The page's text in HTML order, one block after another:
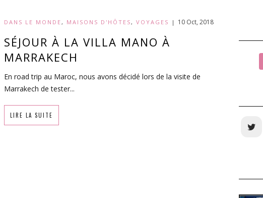
DANS LE MONDE, MAISONS D'HÔTES, VOYAGES | 10 Oct, 2018
SÉJOUR À LA VILLA MANO À
MARRAKECH
En road trip au Maroc, nous avons décidé lors de la visite de
Marrakech de tester...
LIRE LA SUITE